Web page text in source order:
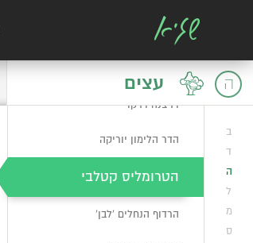
ה עצים
ב
ד
ה
ל
מ
ס
ברוש צריפי איטלקי ׳גלאוקה׳
דרצנה דרקו
הדר הלימון יוריקה
הטרומליס קטלבי
הרדוף הנחלים 'לבן'